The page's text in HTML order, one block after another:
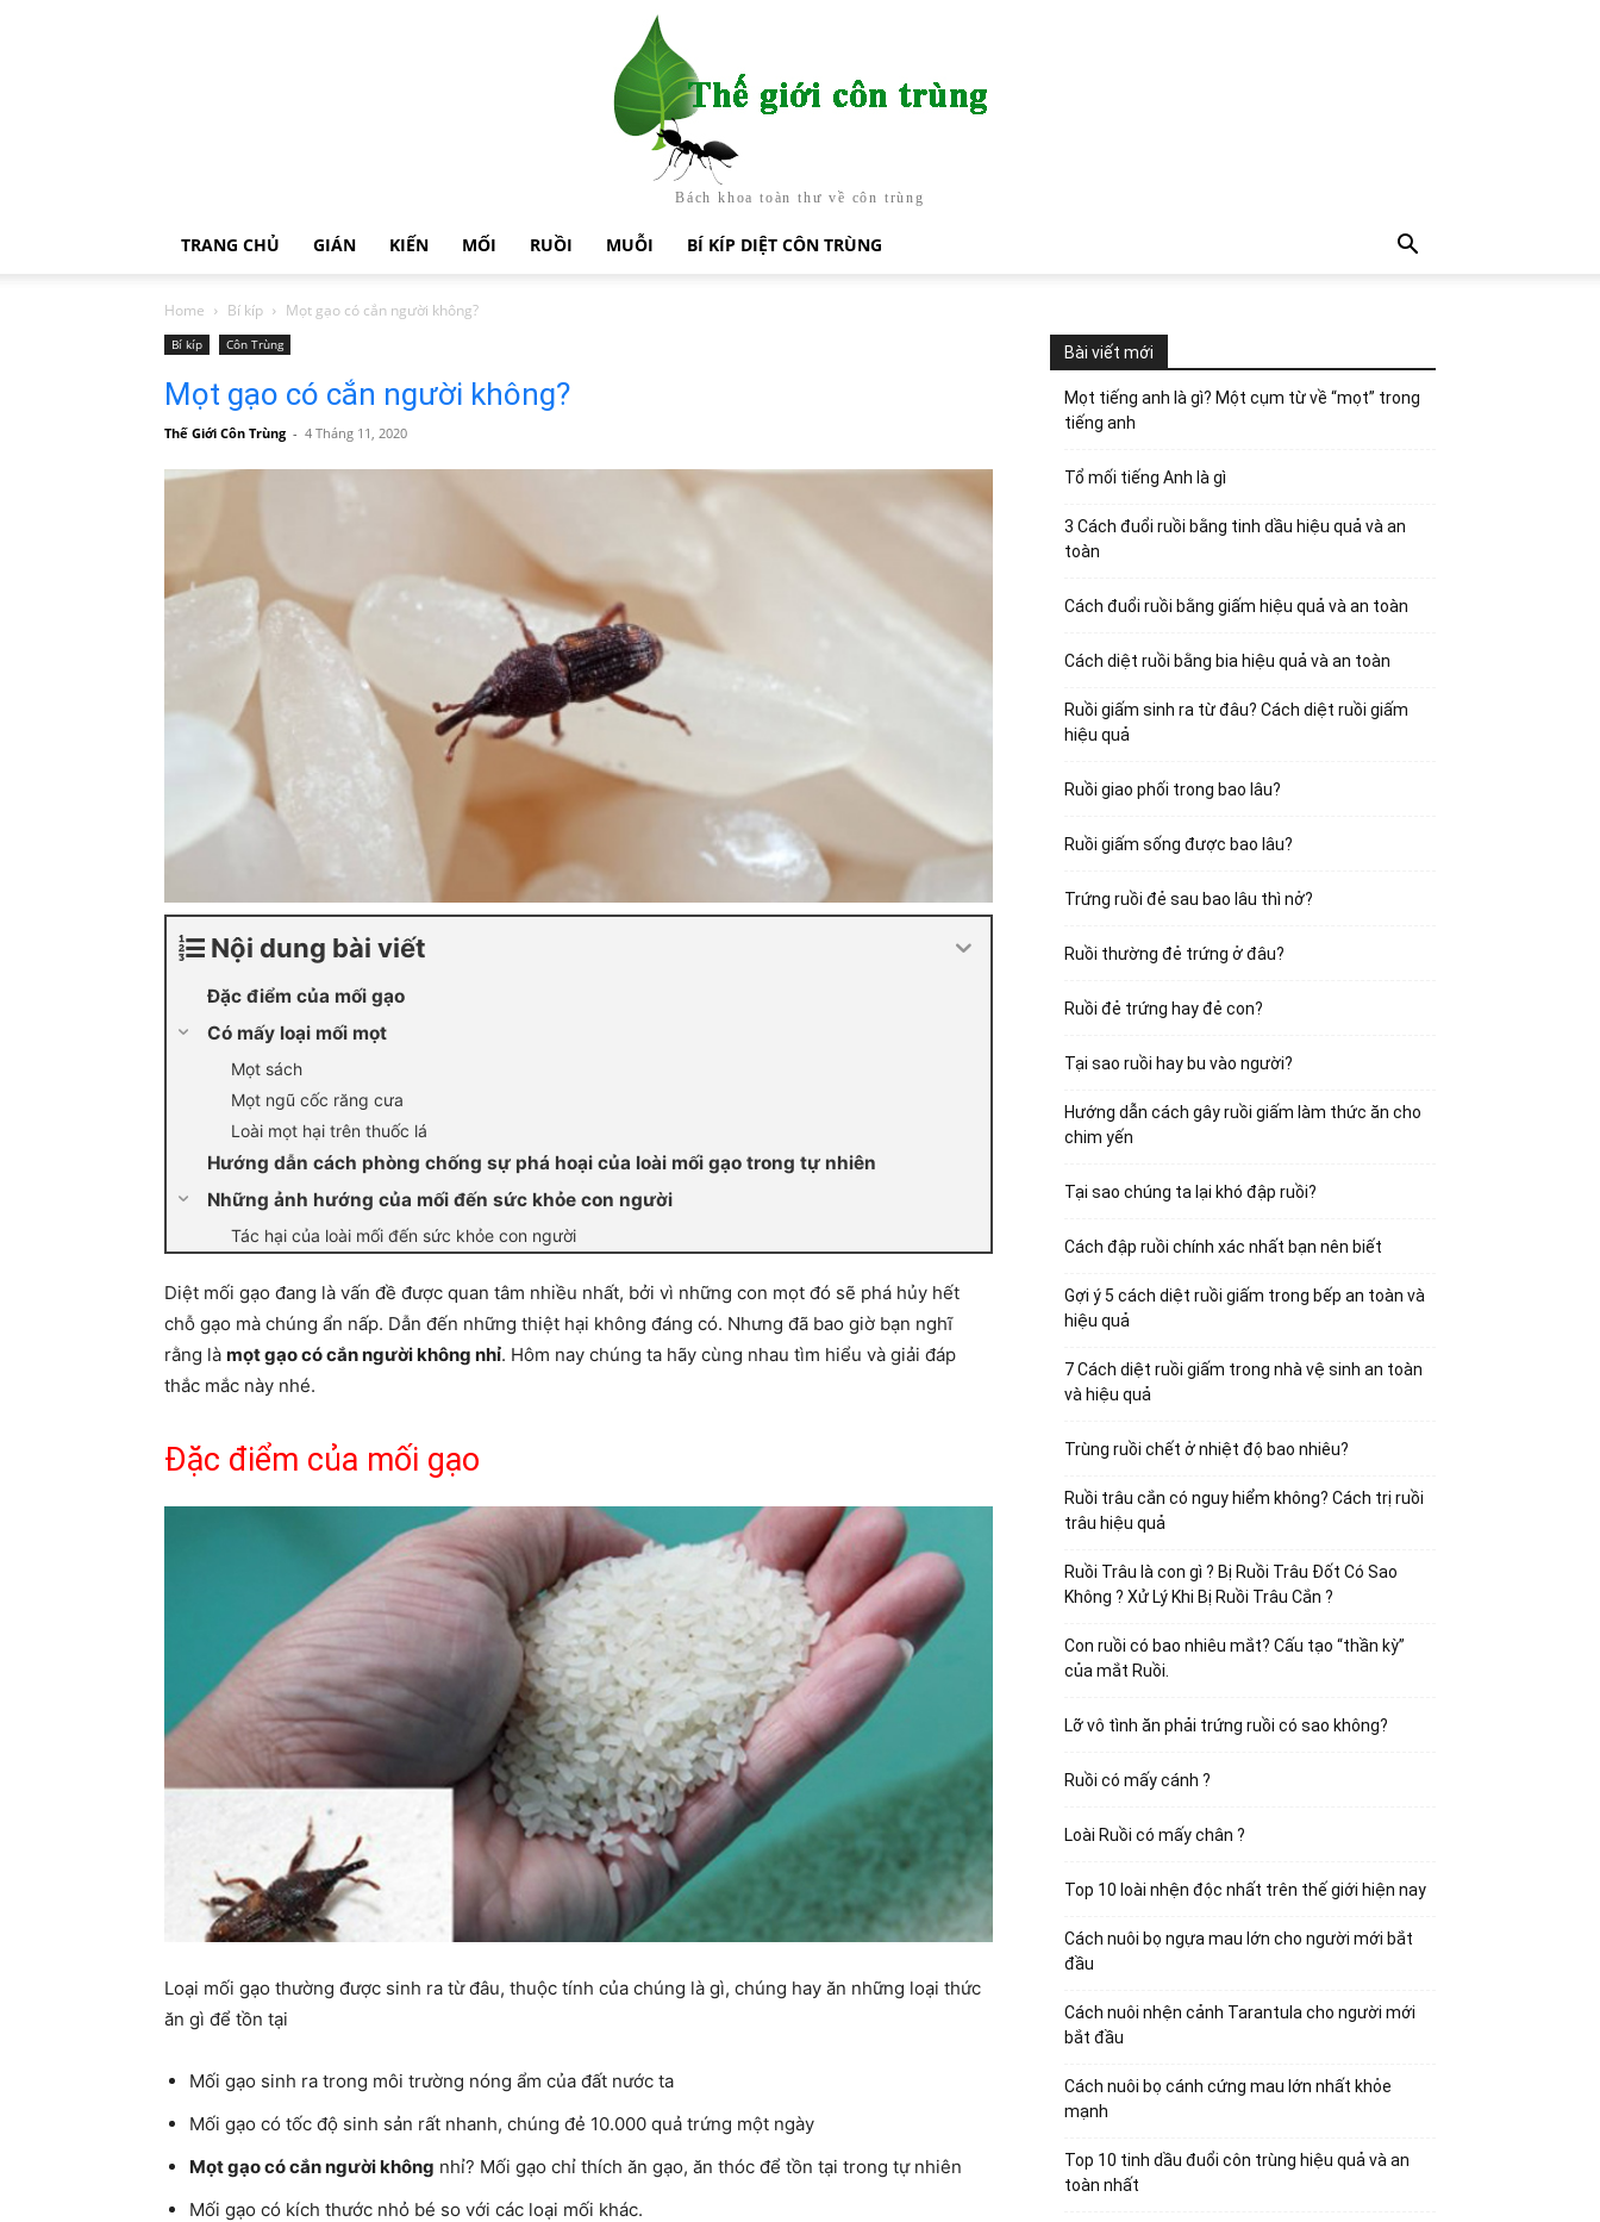
Bách khoa toàn thư về côn trùng
TRANG CHỦ GIÁN KIẾN MỐI RUỒI MUỖI BÍ KÍP DIỆT CÔN TRÙNG
Home Bí kíp Mọt gạo có cắn người không?
Bí kíp Côn Trùng
Mọt gạo có cắn người không?
Thế Giới Côn Trùng - 4 Tháng 11, 2020
Nội dung bài viết
Đặc điểm của mối gạo
Có mấy loại mối mọt
Mọt sách
Mọt ngũ cốc răng cưa
Loài mọt hại trên thuốc lá
Hướng dẫn cách phòng chống sự phá hoại của loài mối gạo trong tự nhiên
Những ảnh hướng của mối đến sức khỏe con người
Tác hại của loài mối đến sức khỏe con người
Diệt mối gạo đang là vấn đề được quan tâm nhiều nhất, bởi vì những con mọt đó sẽ phá hủy hết
chỗ gạo mà chúng ẩn nấp. Dẫn đến những thiệt hại không đáng có. Nhưng đã bao giờ bạn nghĩ
rằng là mọt gạo có cắn người không nhỉ. Hôm nay chúng ta hãy cùng nhau tìm hiểu và giải đáp
thắc mắc này nhé.
Đặc điểm của mối gạo
Loại mối gạo thường được sinh ra từ đâu, thuộc tính của chúng là gì, chúng hay ăn những loại thức
ăn gì để tồn tại
Mối gạo sinh ra trong môi trường nóng ẩm của đất nước ta
Mối gạo có tốc độ sinh sản rất nhanh, chúng đẻ 10.000 quả trứng một ngày
Mọt gạo có cắn người không nhỉ? Mối gạo chỉ thích ăn gạo, ăn thóc để tồn tại trong tự nhiên
Mối gạo có kích thước nhỏ bé so với các loại mối khác.
Bài viết mới
Mọt tiếng anh là gì? Một cụm từ về “mọt” trong
tiếng anh
Tổ mối tiếng Anh là gì
3 Cách đuổi ruồi bằng tinh dầu hiệu quả và an
toàn
Cách đuổi ruồi bằng giấm hiệu quả và an toàn
Cách diệt ruồi bằng bia hiệu quả và an toàn
Ruồi giấm sinh ra từ đâu? Cách diệt ruồi giấm
hiệu quả
Ruồi giao phối trong bao lâu?
Ruồi giấm sống được bao lâu?
Trứng ruồi đẻ sau bao lâu thì nở?
Ruồi thường đẻ trứng ở đâu?
Ruồi đẻ trứng hay đẻ con?
Tại sao ruồi hay bu vào người?
Hướng dẫn cách gây ruồi giấm làm thức ăn cho
chim yến
Tại sao chúng ta lại khó đập ruồi?
Cách đập ruồi chính xác nhất bạn nên biết
Gợi ý 5 cách diệt ruồi giấm trong bếp an toàn và
hiệu quả
7 Cách diệt ruồi giấm trong nhà vệ sinh an toàn
và hiệu quả
Trùng ruồi chết ở nhiệt độ bao nhiêu?
Ruồi trâu cắn có nguy hiểm không? Cách trị ruồi
trâu hiệu quả
Ruồi Trâu là con gì ? Bị Ruồi Trâu Đốt Có Sao
Không ? Xử Lý Khi Bị Ruồi Trâu Cắn ?
Con ruồi có bao nhiêu mắt? Cấu tạo “thần kỳ”
của mắt Ruồi.
Lỡ vô tình ăn phải trứng ruồi có sao không?
Ruồi có mấy cánh ?
Loài Ruồi có mấy chân ?
Top 10 loài nhện độc nhất trên thế giới hiện nay
Cách nuôi bọ ngựa mau lớn cho người mới bắt
đầu
Cách nuôi nhện cảnh Tarantula cho người mới
bắt đầu
Cách nuôi bọ cánh cứng mau lớn nhất khỏe
mạnh
Top 10 tinh dầu đuổi côn trùng hiệu quả và an
toàn nhất